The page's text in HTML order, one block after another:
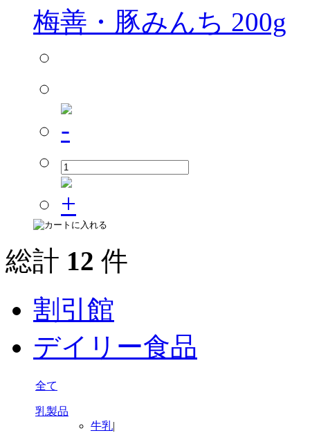
梅善・豚みんち 200g
総計 12 件
割引館
デイリー食品
全て
乳製品
牛乳|